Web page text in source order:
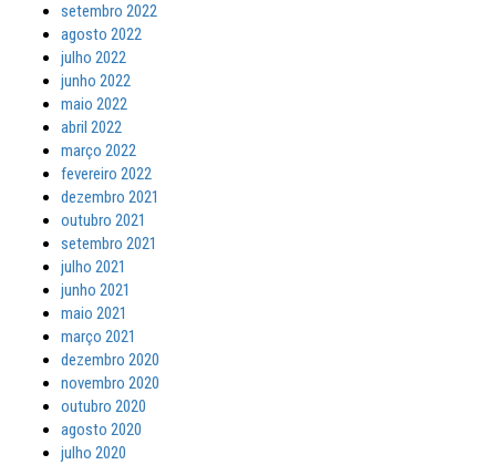
setembro 2022
agosto 2022
julho 2022
junho 2022
maio 2022
abril 2022
março 2022
fevereiro 2022
dezembro 2021
outubro 2021
setembro 2021
julho 2021
junho 2021
maio 2021
março 2021
dezembro 2020
novembro 2020
outubro 2020
agosto 2020
julho 2020